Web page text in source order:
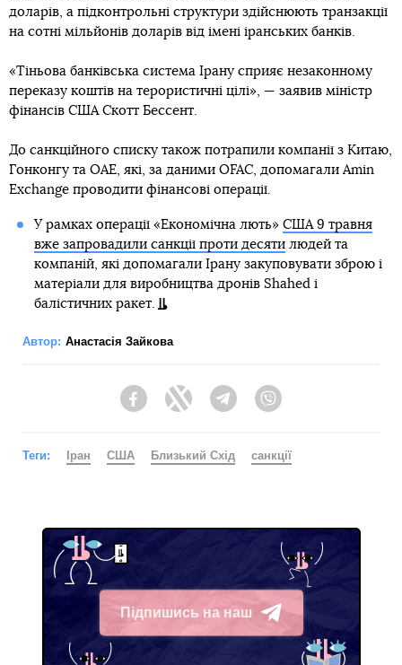
доларів, а підконтрольні структури здійснюють транзакції
на сотні мільйонів доларів від імені іранських банків.
«Тіньова банківська система Ірану сприяє незаконному
переказу коштів на терористичні цілі», — заявив міністр
фінансів США Скотт Бессент.
До санкційного списку також потрапили компанії з Китаю,
Гонконгу та ОАЕ, які, за даними OFAC, допомагали Amin
Exchange проводити фінансові операції.
У рамках операції «Економічна лють» США 9 травня
вже запровадили санкції проти десятилюдей та
компаній, які допомагали Ірану закуповувати зброю і
матеріали для виробництва дронів Shahed і
балістичних ракет.
Автор: Анастасія Зайкова
FacebookTwitter Telegram
Теги: Іран США Близький Схід санкції
Підпишись на наш
Telegram